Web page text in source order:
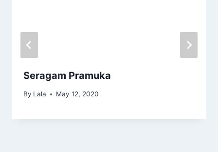
Seragam Pramuka
By Lala May 12, 2020